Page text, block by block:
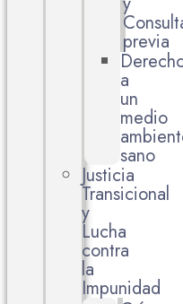
previa
a
un
medio
sano
Justicia
Transicional
y
Lucha
contra
la
Impunidad